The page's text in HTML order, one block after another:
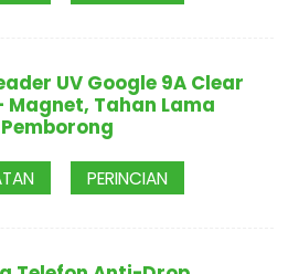
UV Google 9A Clear
Magnet, Tahan Lama
PERINCIAN